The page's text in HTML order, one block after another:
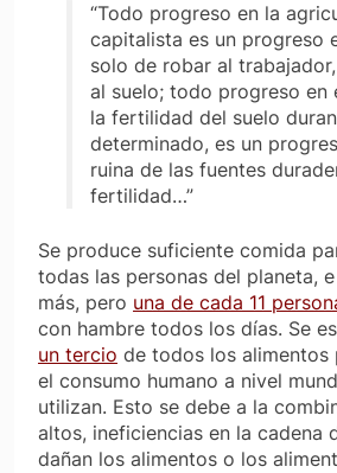
“Todo progreso en la
capitalista es un progreso
solo de robar al
al suelo; todo progreso en
la fertilidad del suelo
determinado, es un
ruina de las fuentes
fertilidad…”
Se produce suficiente comida
todas las personas del planeta,
más, pero una de cada 11
con hambre todos los días. Se
un tercio de todos los alimentos
el consumo humano a nivel
utilizan. Esto se debe a la
altos, ineficiencias en la cadena
dañan los alimentos o los